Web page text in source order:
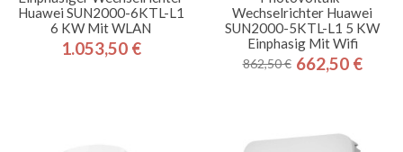
Huawei SUN2000-6KTL-L1
6 KW Mit WLAN
Preis
1.053,50 €
Wechselrichter Huawei
SUN2000-5KTL-L1 5 KW
Einphasig Mit Wifi
Regulärer
862,50 € Preis
662,50 €